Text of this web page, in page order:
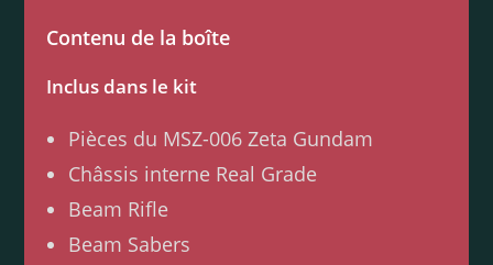
Contenu de la boîte
Inclus dans le kit
Pièces du MSZ-006 Zeta Gundam
Châssis interne Real Grade
Beam Rifle
Beam Sabers